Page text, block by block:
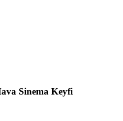
Sinema Keyfi